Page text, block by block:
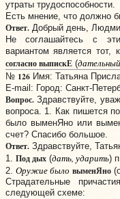
утраты трудоспособности.
Есть мнение, что должно
Ответ.Добрый день,
Не соглашайтесь с
вариантом является
согласно выпискЕ(
№ 126Имя: Татьяна
E-mail: Город: Санкт-
Вопрос.Здравствуйте,
вопроса. 1. Как пишется
было выменЯно или
счет? Спасибо большое.
Ответ.Здравствуйте,
1. Под дых(дать, ударить)
2. Оружие было выменЯно
Страдательные
следующей схеме: